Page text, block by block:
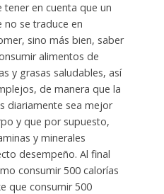
en cuenta que un
no se traduce en
sino más bien, saber
alimentos de
y grasas saludables, así
de manera que la
diariamente sea mejor
y que por supuesto,
y minerales
desempeño. Al final
consumir 500 calorías
que consumir 500